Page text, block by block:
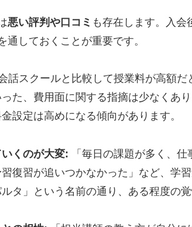
悪い評判や口コミ も存在します。入会
通しておくことが重要です。
話スクールと比較して授業料が高額
た、費用面に関する指摘は少なくあ
設定は高めになる傾向があります。
くのが大変: 「毎日の課題が多く、
復習が追いつかなかった」など、学
タ」という名前の通り、ある程度の覚